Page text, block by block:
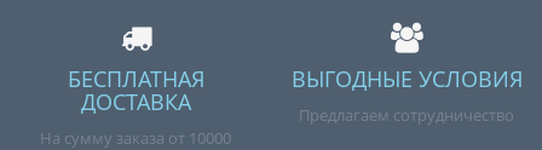
БЕСПЛАТНАЯ
ДОСТАВКА
На сумму заказа от 10000
ВЫГОДНЫЕ УСЛОВИЯ
Предлагаем сотрудничество